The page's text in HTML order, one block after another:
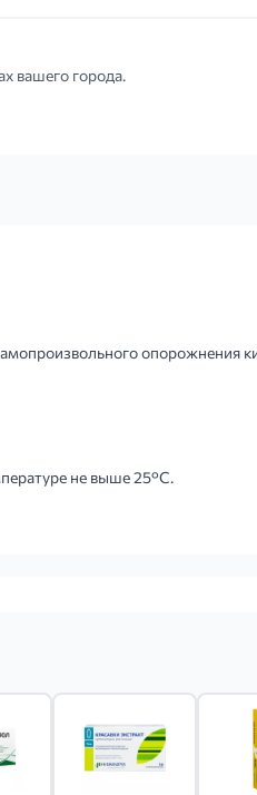
вашего города.
опорожнения
не выше 25°C.